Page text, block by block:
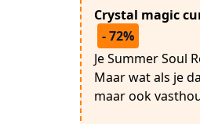
Crystal magic
- 72%
Je Summer Soul
Maar wat als je
maar ook